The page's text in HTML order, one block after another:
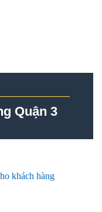
Quận 3